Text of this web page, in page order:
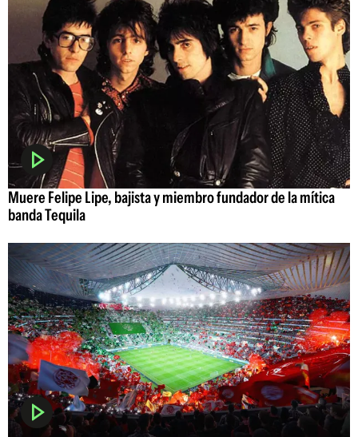
Muere Felipe Lipe, bajista y miembro fundador de la mítica
banda Tequila